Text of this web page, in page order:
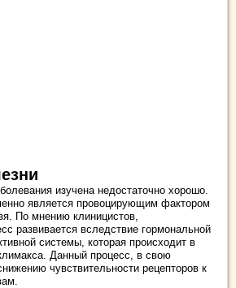
изучена недостаточно хорошо.
является провоцирующим фактором
По мнению клиницистов,
развивается вследствие гормональной
системы, которая происходит в
Данный процесс, в свою
чувствительности рецепторов к